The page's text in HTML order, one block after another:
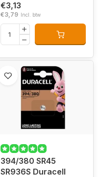
€3,13
€3,79 Incl. btw
394/380 SR45
SR936S Duracell